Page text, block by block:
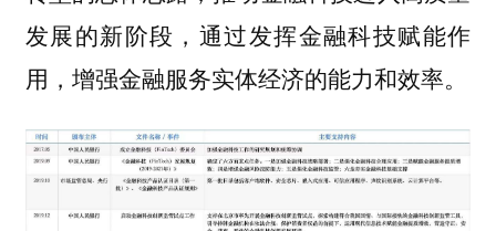
发展的新阶段，通过发挥金融科技赋能作
用，增强金融服务实体经济的能力和效率。